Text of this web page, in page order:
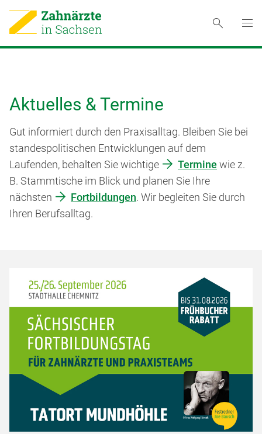
Aktuelles & Termine
Gut informiert durch den Praxisalltag. Bleiben Sie bei
standespolitischen Entwicklungen auf dem
Laufenden, behalten Sie wichtige
Termine wie z.
B. Stammtische im Blick und planen Sie Ihre
nächsten
Fortbildungen. Wir begleiten Sie durch
Ihren Berufsalltag.